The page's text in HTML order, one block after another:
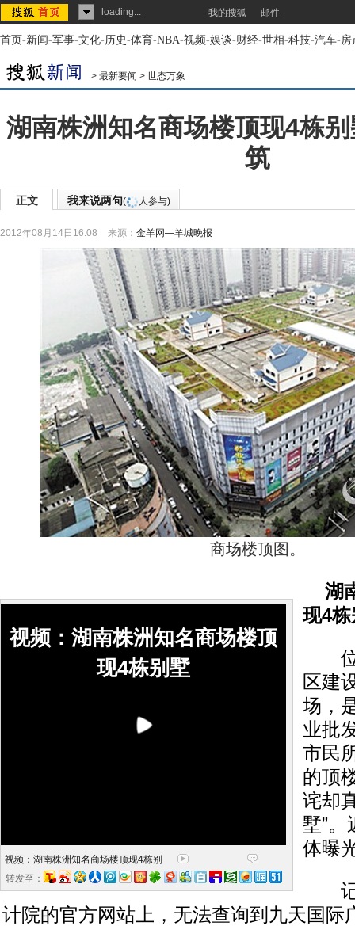
loading... 我的搜狐 邮件
首页-新闻-军事-文化-历史-体育-NBA-视频-娱谈-财经-世相-科技-汽车-房
> 最新要闻 > 世态万象
湖南株洲知名商场楼顶现4栋
筑
正文 我来说两句( 人参与)
2012年08月14日16:08 来源： 金羊网—羊城晚报
商场楼顶图。
视频：湖南株洲知名商场楼顶
现4栋别墅
视频：湖南株洲知名商场楼顶现4栋别
转发至：
湖
现4
位
区建
场，
业批
市民
的顶
诧却
墅”。
体曝
记
计院的官方网站上，无法查询到九天国际